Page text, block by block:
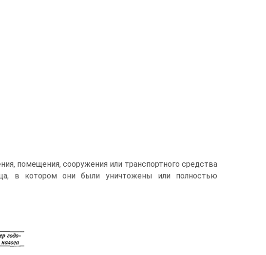
по­мещения, сооружения или транспортного средства
в котором они были унич­тожены или полностью